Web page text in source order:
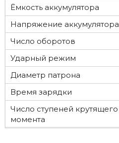
Ёмкость аккумулятора
Напряжение аккумулятора
Число оборотов
Ударный режим
Диаметр патрона
Время зарядки
Число ступеней крутящего
момента